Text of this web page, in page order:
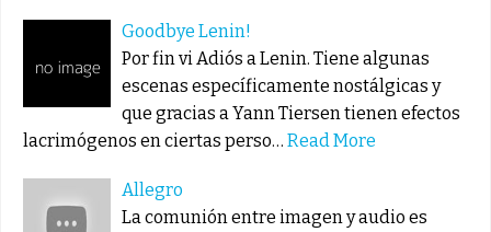
Goodbye Lenin!
Por fin vi Adiós a Lenin. Tiene algunas
escenas específicamente nostálgicas y
que gracias a Yann Tiersen tienen efectos
lacrimógenos en ciertas perso… Read More
Allegro
La comunión entre imagen y audio es